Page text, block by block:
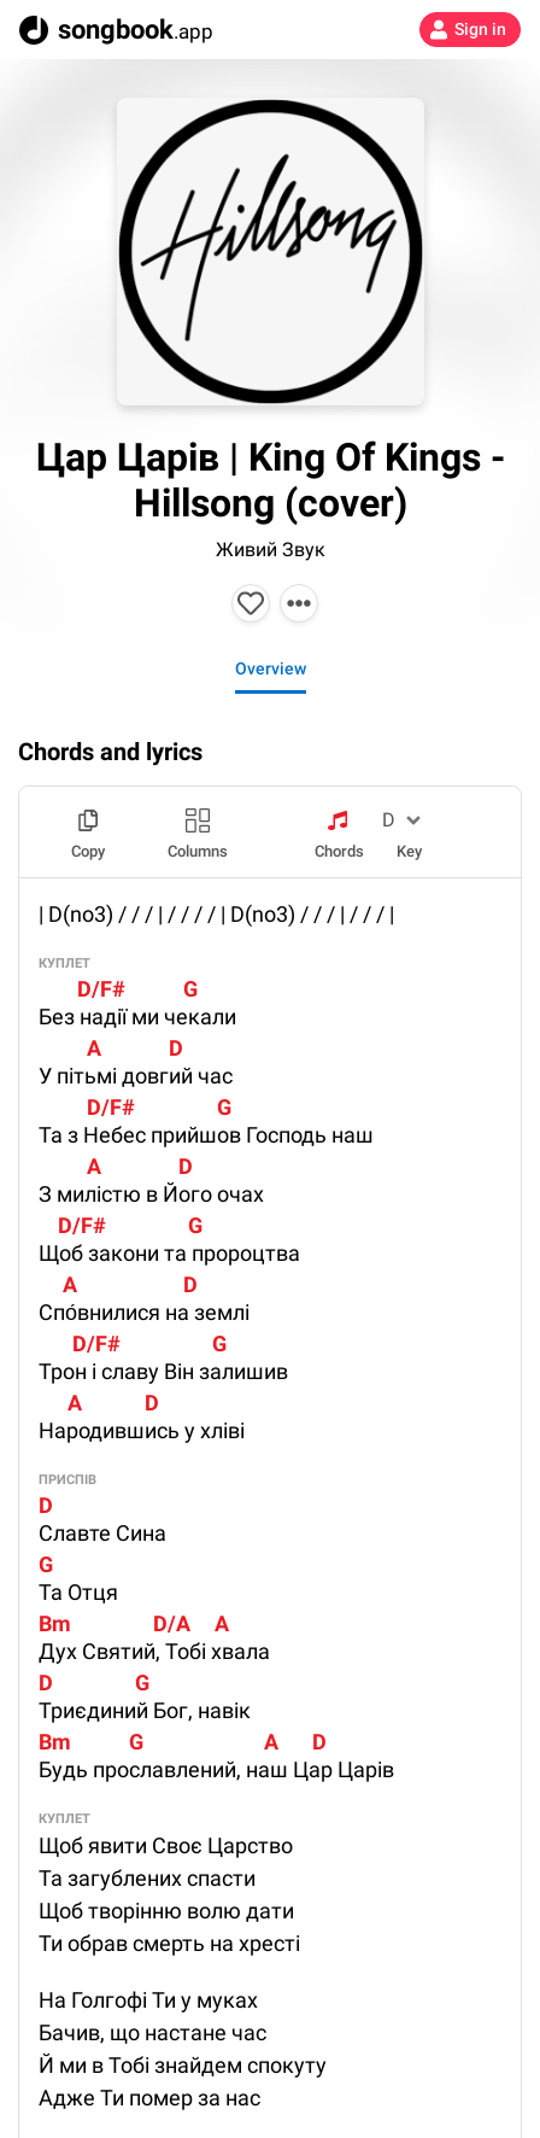
songbook.app Sign in
Цар Царів | King Of Kings -
Hillsong (cover)
Живий Звук
Overview
Chords and lyrics
Copy Columns Chords Key
| D(no3) / / / | / / / / | D(no3) / / / | / / / |
КУПЛЕТ
        D/F#            G
Без надії ми чекали
          A              D
У пітьмі довгий час
          D/F#                 G
Та з Небес прийшов Господь наш
          A                D
З милістю в Його очах
    D/F#                 G
Щоб закони та пророцтва
     A                      D
Спо́внилися на землі
       D/F#                   G
Трон і славу Він залишив
      A             D
Народившись у хліві
ПРИСПІВ
D
Славте Сина
G
Та Отця
Bm                 D/A     A
Дух Святий, Тобі хвала
D                 G
Триєдиний Бог, навік
Bm            G                         A       D
Будь прославлений, наш Цар Царів
КУПЛЕТ
Щоб явити Своє Царство
Та загублених спасти
Щоб творінню волю дати
Ти обрав смерть на хресті
На Голгофі Ти у муках
Бачив, що настане час
Й ми в Тобі знайдем спокуту
Адже Ти помер за нас